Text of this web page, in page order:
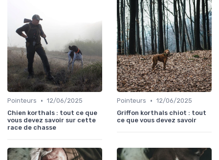
Pointeurs • 12/06/2025
Chien korthals : tout ce que
vous devez savoir sur cette
race de chasse
Pointeurs • 12/06/2025
Griffon korthals chiot : tout
ce que vous devez savoir